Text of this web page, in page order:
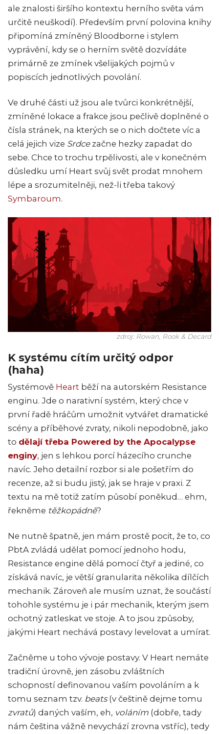
ale znalosti širšího kontextu herního světa vám
určitě neuškodí). Především první polovina knihy
připomíná zmíněný Bloodborne i stylem
vyprávění, kdy se o herním světě dozvídáte
primárně ze zmínek všelijakých pojmů v
popiscích jednotlivých povolání.
Ve druhé části už jsou ale tvůrci konkrétnější,
zmíněné lokace a frakce jsou pečlivě doplněné o
čísla stránek, na kterých se o nich dočtete víc a
celá jejich vize Srdce začne hezky zapadat do
sebe. Chce to trochu trpělivosti, ale v konečném
důsledku umí Heart svůj svět prodat mnohem
lépe a srozumitelněji, než-li třeba takový
Symbaroum.
zdroj: Rowan, Rook & Decard
K systému cítím určitý odpor
(haha)
Systémově Heart běží na autorském Resistance
enginu. Jde o narativní systém, který chce v
první řadě hráčům umožnit vytvářet dramatické
scény a příběhové zvraty, nikoli nepodobně, jako
to dělají třeba Powered by the Apocalypse
enginy, jen s lehkou porcí házecího crunche
navíc. Jeho detailní rozbor si ale pošetřím do
recenze, až si budu jistý, jak se hraje v praxi. Z
textu na mě totiž zatím působí poněkud… ehm,
řekněme těžkopádně?
Ne nutně špatně, jen mám prostě pocit, že to, co
PbtA zvládá udělat pomocí jednoho hodu,
Resistance engine dělá pomocí čtyř a jediné, co
získává navíc, je větší granularita několika dílčích
mechanik. Zároveň ale musím uznat, že součástí
tohohle systému je i pár mechanik, kterým jsem
ochotný zatleskat ve stoje. A to jsou způsoby,
jakými Heart nechává postavy levelovat a umírat.
Začněme u toho vývoje postavy. V Heart nemáte
tradiční úrovně, jen zásobu zvláštních
schopností definovanou vaším povoláním a k
tomu seznam tzv. beats(v češtině dejme tomu
zvratů) daných vaším, eh, voláním (dobře, tady
nám čeština vážně nevychází zrovna vstříc), tedy